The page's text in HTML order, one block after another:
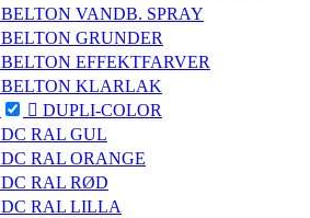
BELTON VANDB. SPRAY
BELTON GRUNDER
BELTON EFFEKTFARVER
BELTON KLARLAK
 DUPLI-COLOR
DC RAL GUL
DC RAL ORANGE
DC RAL RØD
DC RAL LILLA